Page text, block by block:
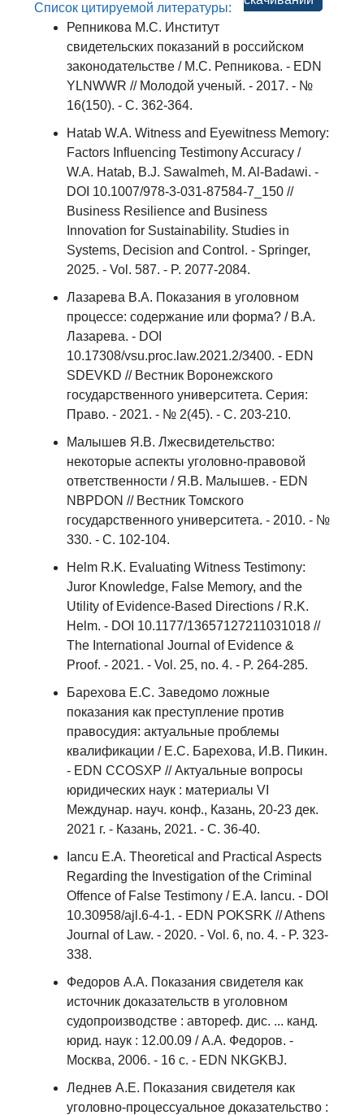
Список цитируемой литературы:
Репникова М.С. Институт
свидетельских показаний в российском
законодательстве / М.С. Репникова. - EDN
YLNWWR // Молодой ученый. - 2017. - №
16(150). - С. 362-364.
Hatab W.A. Witness and Eyewitness Memory:
Factors Influencing Testimony Accuracy /
W.A. Hatab, B.J. Sawalmeh, M. Al-Badawi. -
DOI 10.1007/978-3-031-87584-7_150 //
Business Resilience and Business
Innovation for Sustainability. Studies in
Systems, Decision and Control. - Springer,
2025. - Vol. 587. - P. 2077-2084.
Лазарева В.А. Показания в уголовном
процессе: содержание или форма? / В.А.
Лазарева. - DOI
10.17308/vsu.proc.law.2021.2/3400. - EDN
SDEVKD // Вестник Воронежского
государственного университета. Серия:
Право. - 2021. - № 2(45). - С. 203-210.
Малышев Я.В. Лжесвидетельство:
некоторые аспекты уголовно-правовой
ответственности / Я.В. Малышев. - EDN
NBPDON // Вестник Томского
государственного университета. - 2010. - №
330. - С. 102-104.
Helm R.K. Evaluating Witness Testimony:
Juror Knowledge, False Memory, and the
Utility of Evidence-Based Directions / R.K.
Helm. - DOI 10.1177/13657127211031018 //
The International Journal of Evidence &
Proof. - 2021. - Vol. 25, no. 4. - P. 264-285.
Барехова Е.С. Заведомо ложные
показания как преступление против
правосудия: актуальные проблемы
квалификации / Е.С. Барехова, И.В. Пикин.
- EDN CCOSXP // Актуальные вопросы
юридических наук : материалы VI
Междунар. науч. конф., Казань, 20-23 дек.
2021 г. - Казань, 2021. - С. 36-40.
Iancu E.A. Theoretical and Practical Aspects
Regarding the Investigation of the Criminal
Offence of False Testimony / E.A. Iancu. - DOI
10.30958/ajl.6-4-1. - EDN POKSRK // Athens
Journal of Law. - 2020. - Vol. 6, no. 4. - P. 323-
338.
Федоров А.А. Показания свидетеля как
источник доказательств в уголовном
судопроизводстве : автореф. дис. ... канд.
юрид. наук : 12.00.09 / А.А. Федоров. -
Москва, 2006. - 16 с. - EDN NKGKBJ.
Леднев А.Е. Показания свидетеля как
уголовно-процессуальное доказательство :